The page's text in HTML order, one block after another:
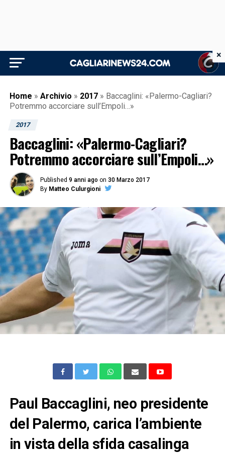
Home » Archivio » 2017 » Baccaglini: «Palermo-Cagliari?
Potremmo accorciare sull’Empoli…»
2017
Baccaglini: «Palermo-Cagliari?
Potremmo accorciare sull’Empoli…»
Published 9 anni ago on 30 Marzo 2017
By Matteo Culurgioni
Paul Baccaglini, neo presidente
del Palermo, carica l’ambiente
in vista della sfida casalinga
×